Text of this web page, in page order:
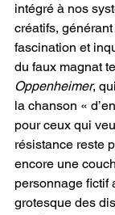
intégré à nos
créatifs,
fascination et
du faux magnat
Oppenheimer,
la chanson «
pour ceux qui
résistance reste
encore une
personnage fictif
grotesque des